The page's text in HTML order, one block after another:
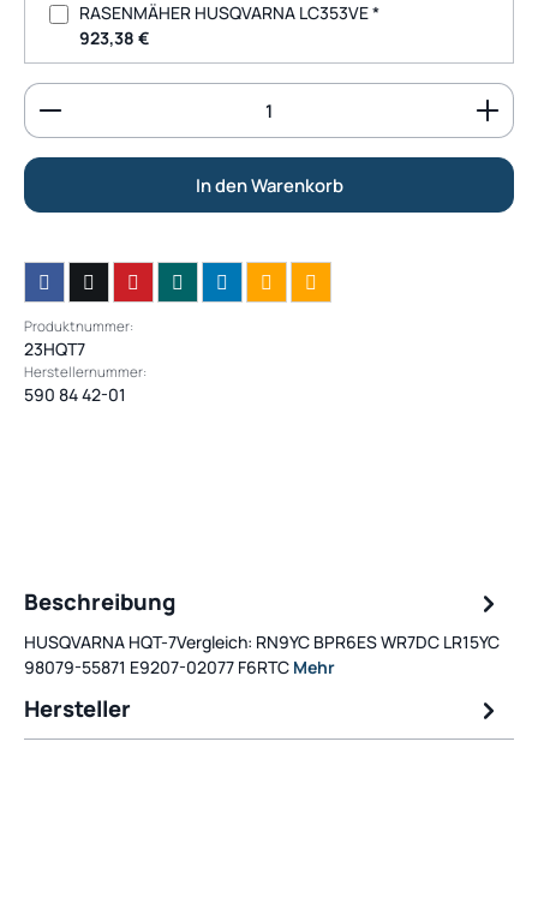
RASENMÄHER HUSQVARNA LC353VE *
923,38 €
Produkt Anzahl: Gib den gewünschten Wert ein
In den Warenkorb
Produktnummer:
23HQT7
Herstellernummer:
590 84 42-01
Beschreibung
HUSQVARNA HQT-7Vergleich: RN9YC BPR6ES WR7DC LR15YC
98079-55871 E9207-02077 F6RTC Mehr
Hersteller